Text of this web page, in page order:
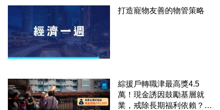
打造寵物友善的物管策略
綜援戶轉職津最高獎4.5
萬！現金誘因鼓勵基層就
業，戒除長期福利依賴？鄧